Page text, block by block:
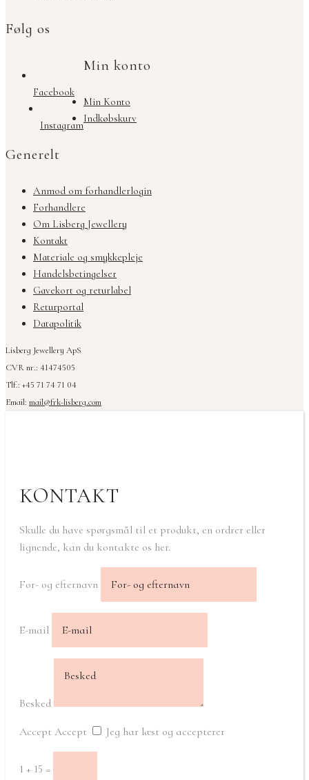
Følg os
Facebook
Instagram
Min konto
Min Konto
Indkøbskurv
Generelt
Anmod om forhandlerlogin
Forhandlere
Om Lisberg Jewellery
Kontakt
Materiale og smykkepleje
Handelsbetingelser
Gavekort og returlabel
Returportal
Datapolitik
Lisberg Jewellery ApS
CVR nr.: 41474505
Tlf.: +45 71 74 71 04
Email: mail@frk-lisberg.com
KONTAKT
Skulle du have spørgsmål til et produkt, en ordrer eller
lignende, kan du kontakte os her.
For- og efternavn
E-mail
Besked
Accept Accept Jeg har læst og accepterer
1 + 15 =